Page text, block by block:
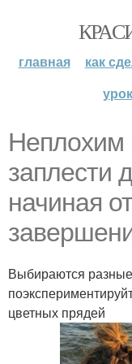
главная как
Неплохим
заплести
начиная
Выбираются
цветных прядей